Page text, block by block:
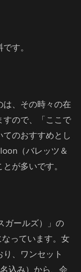
す。
は、その時々の在
すので、「ここで
のおすすめとし
（バレッツ＆
が多いです。
ガールズ）」の
っています。女
、ワンセット
込み）から、会